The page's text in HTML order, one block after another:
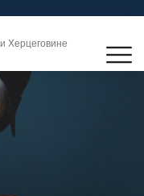
Херцеговине